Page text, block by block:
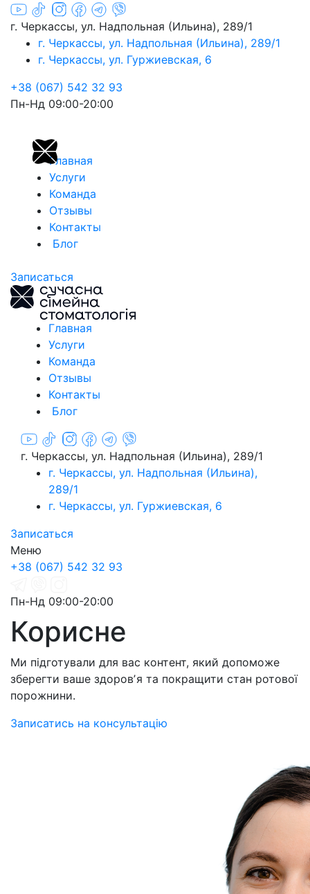
г. Черкассы, ул. Надпольная (Ильина), 289/1
г. Черкассы, ул. Надпольная (Ильина), 289/1
г. Черкассы, ул. Гуржиевская, 6
+38 (067) 542 32 93
Пн-Нд 09:00-20:00
Главная
Услуги
Команда
Отзывы
Контакты
Блог
Записаться
Главная
Услуги
Команда
Отзывы
Контакты
Блог
г. Черкассы, ул. Надпольная (Ильина), 289/1
г. Черкассы, ул. Надпольная (Ильина),
289/1
г. Черкассы, ул. Гуржиевская, 6
Записаться
Меню
+38 (067) 542 32 93
Пн-Нд 09:00-20:00
Корисне
Ми підготували для вас контент, який допоможе
зберегти ваше здоровʼя та покращити стан ротової
порожнини.
Записатись на консультацію